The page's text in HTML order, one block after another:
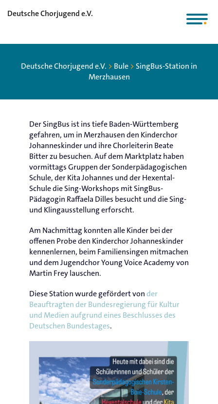
Deutsche Chorjugend e.V.
Deutsche Chorjugend e.V. > Bule > SingBus-Station in
Merzhausen
Der SingBus ist ins tiefe Baden-Württemberg
gefahren, um in Merzhausen den Kinderchor
Johanneskinder und ihre Chorleiterin Beate
Bitter zu besuchen. Auf dem Marktplatz haben
vormittags Gruppen der Sonderpädagogischen
Schule, der Kita Johannes und der Hexental-
Schule die Sing-Workshops mit SingBus-
Pädagogin Raffaela Dilles besucht und die Sing-
und Klingausstellung erforscht.
Am Nachmittag konnten alle Kinder bei der
offenen Probe den Kinderchor Johanneskinder
kennenlernen, beim Familiensingen mitmachen
und dem Jugendchor Young Voice Academy von
Martin Frey lauschen.
Diese Station wurde gefördert vonder
Beauftragten der Bundesregierung für Kultur
und Medien aufgrund eines Beschlusses des
Deutschen Bundestages.